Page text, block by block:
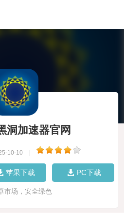
洞加速器官网
10-10
苹果下载 PC下载
市场，安全绿色